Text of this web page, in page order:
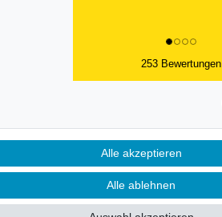
253 Bewertungen
Alle akzeptieren
Alle ablehnen